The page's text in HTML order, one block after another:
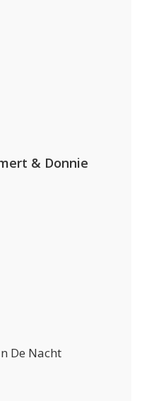
& Donnie
De Nacht